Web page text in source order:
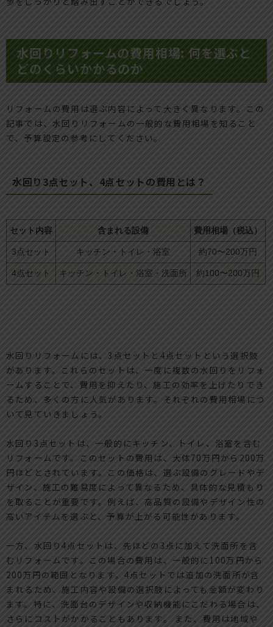
水回りリフォームの費用相場: 何を選ぶと
どのくらいかかるのか
リフォームの費用は選ぶ内容によって大きく異なります。この
記事では、水回りリフォームの一般的な費用相場を知ること
で、予算設定の参考にしてください。
水回り3点セット、4点セットの費用とは？
セット内容 含まれる設備 費用相場（税込）
3点セット キッチン・トイレ・浴室 約70〜200万円
4点セット キッチン・トイレ・浴室・洗面所 約100〜200万円
水回りリフォームには、3点セットと4点セットという選択肢
があります。これらのセットは、一度に複数の水回りをリフォ
ームすることで、費用を抑えたり、施工の効率を上げたりでき
るため、多くの方に人気があります。それぞれの費用相場につ
いて見ていきましょう。
水回り3点セットは、一般的にキッチン、トイレ、浴室を含む
リフォームです。このセットの費用は、大体70万円から200万
円ほどとされています。この価格は、選ぶ設備のグレードやデ
ザイン、施工の難易度によって異なるため、具体的な見積もり
を取ることが重要です。例えば、高品質の設備やデザイン性の
高いアイテムを選ぶと、予算が上がる可能性があります。
一方、水回り4点セットは、先ほどの3点に加えて洗面所を含
むリフォームです。この場合の費用は、一般的に100万円から
200万円の範囲となります。4点セットでは追加の洗面所が含
まれるため、施工内容や設備の選択肢によっても金額が変わり
ます。特に、洗面台のデザインや収納機能にこだわる場合は、
さらにコストがかかることもあります。 また、費用は地域や